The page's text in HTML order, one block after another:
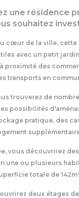
une résidence
souhaitez
cœur de la ville, cette
avec un petit jardin
proximité des
transports en
trouverez de
possibilités
pratique, des
vous découvrirez
une ou plusieurs
totale de 142m
deux étages